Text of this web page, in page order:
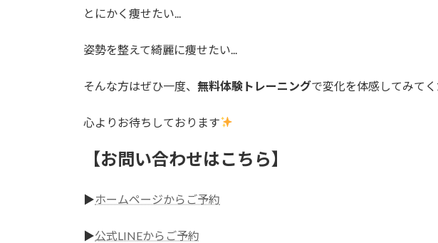
とにかく痩せたい...
姿勢を整えて綺麗に痩せたい...
そんな方はぜひ一度、 無料体験トレーニングで変化を体感してみてく
心よりお待ちしております
【お問い合わせはこちら】
▶︎ホームページからご予約
▶︎公式LINEからご予約